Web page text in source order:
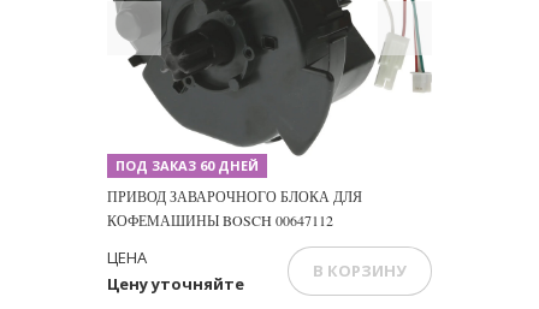
Previous Next
ПОД ЗАКАЗ 60 ДНЕЙ
ПРИВОД ЗАВАРОЧНОГО БЛОКА ДЛЯ
КОФЕМАШИНЫ BOSCH 00647112
Цену уточняйте
ЦЕНА
В КОРЗИНУ